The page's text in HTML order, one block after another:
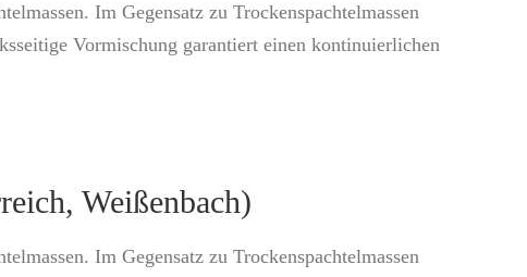
Im Gegensatz zu Trockenspachtelmassen
Vormischung garantiert einen kontinuierlichen
Weißenbach)
Im Gegensatz zu Trockenspachtelmassen